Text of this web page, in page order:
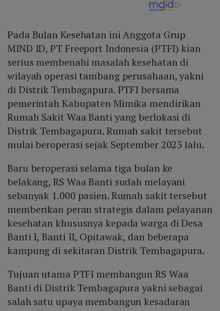
Pada Bulan Kesehatan ini Anggota Grup
MIND ID, PT Freeport Indonesia (PTFI) kian
serius membenahi masalah kesehatan di
wilayah operasi tambang perusahaan, yakni
di Distrik Tembagapura. PTFI bersama
pemerintah Kabupaten Mimika mendirikan
Rumah Sakit Waa Banti yang berlokasi di
Distrik Tembagapura. Rumah sakit tersebut
mulai beroperasi sejak September 2023 lalu.
Baru beroperasi selama tiga bulan ke
belakang, RS Waa Banti sudah melayani
sebanyak 1.000 pasien. Rumah sakit tersebut
memberikan peran strategis dalam pelayanan
kesehatan khususnya kepada warga di Desa
Banti I, Banti II, Opitawak, dan beberapa
kampung di sekitaran Distrik Tembagapura.
Tujuan utama PTFI membangun RS Waa
Banti di Distrik Tembagapura yakni sebagai
salah satu upaya membangun kesadaran